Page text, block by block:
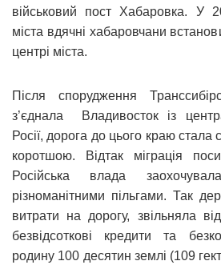
військовий пост Хабаровка. У
міста вдячні хабаровчани
центрі міста.
Після спорудження
з’єднала Владивосток із
Росії, дорога до цього краю
коротшою. Відтак міграція
Російська влада
різноманітними пільгами. Так
витрати на дорогу, звільняла
безвідсоткові кредити та
родину 100 десятин землі (109